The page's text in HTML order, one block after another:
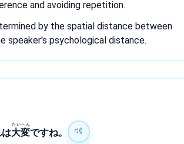
and avoiding repetition.
by the spatial distance between
speaker's psychological distance.
大
たい
変
へん
ですね。